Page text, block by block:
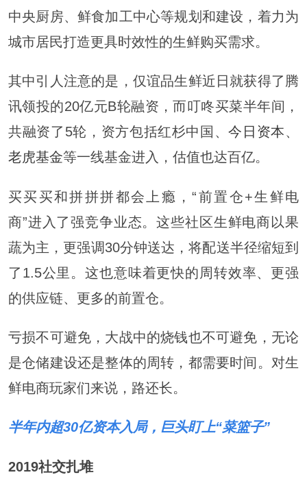
中央厨房、鲜食加工中心等规划和建设，着力为
城市居民打造更具时效性的生鲜购买需求。
其中引人注意的是，仅谊品生鲜近日就获得了腾
讯领投的20亿元B轮融资，而叮咚买菜半年间，
共融资了5轮，资方包括红杉中国、今日资本、
老虎基金等一线基金进入，估值也达百亿。
买买买和拼拼拼都会上瘾，“前置仓+生鲜电
商”进入了强竞争业态。这些社区生鲜电商以果
蔬为主，更强调30分钟送达，将配送半径缩短到
了1.5公里。这也意味着更快的周转效率、更强
的供应链、更多的前置仓。
亏损不可避免，大战中的烧钱也不可避免，无论
是仓储建设还是整体的周转，都需要时间。对生
鲜电商玩家们来说，路还长。
半年内超30亿资本入局，巨头盯上“菜篮子”
2019社交扎堆